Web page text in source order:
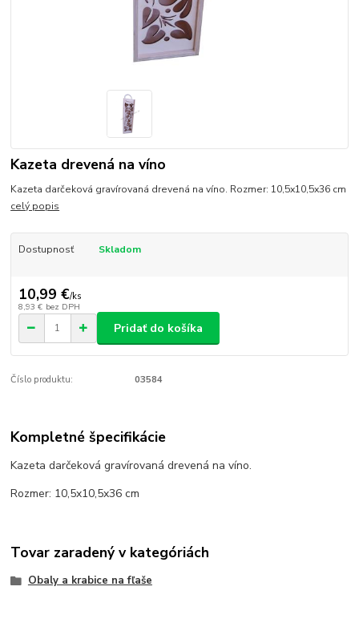
Kazeta drevená na víno
Kazeta darčeková gravírovaná drevená na víno. Rozmer: 10,5x10,5x36 cm
celý popis
Dostupnosť Skladom
10,99 €/ks
8,93 € bez DPH
Pridať do košíka
Číslo produktu: 03584
Kompletné špecifikácie
Kazeta darčeková gravírovaná drevená na víno.
Rozmer: 10,5x10,5x36 cm
Tovar zaradený v kategóriách
Obaly a krabice na fľaše